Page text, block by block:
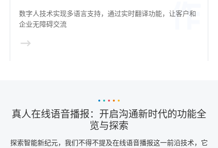
数字人技术实现多语言支持，通过实时翻译功能，让客户和
企业无障碍交流
真人在线语音播报：开启沟通新时代的功能全
览与探索
探索智能新纪元，我们不得不提及在线语音播报这一前沿技术，它